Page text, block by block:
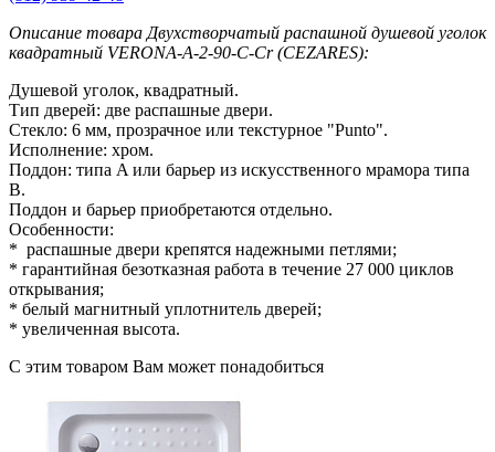
Описание товара Двухстворчатый распашной душевой уголок
квадратный VERONA-A-2-90-C-Cr (CEZARES):
Душевой уголок, квадратный.
Тип дверей: две распашные двери.
Стекло: 6 мм, прозрачное или текстурное "Punto".
Исполнение: хром.
Поддон: типа A или барьер из искусственного мрамора типа
B.
Поддон и барьер приобретаются отдельно.
Особенности:
* распашные двери крепятся надежными петлями;
* гарантийная безотказная работа в течение 27 000 циклов
открывания;
* белый магнитный уплотнитель дверей;
* увеличенная высота.
С этим товаром Вам может понадобиться